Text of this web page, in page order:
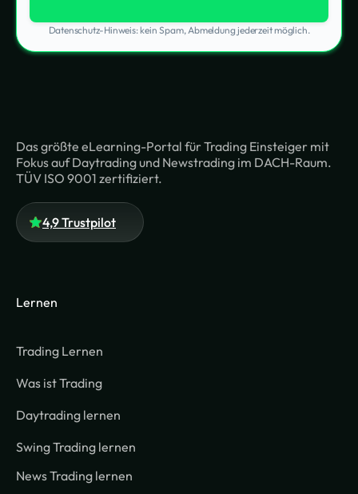
Datenschutz-Hinweis: kein Spam, Abmeldung jederzeit möglich.
Das größte eLearning-Portal für Trading Einsteiger mit
Fokus auf Daytrading und Newstrading im DACH-Raum.
TÜV ISO 9001 zertifiziert.
4,9 Trustpilot
Lernen
Trading Lernen
Was ist Trading
Daytrading lernen
Swing Trading lernen
News Trading lernen